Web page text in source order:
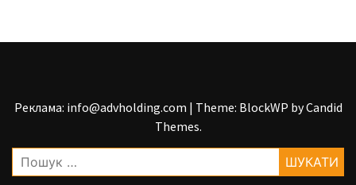
Реклама: info@advholding.com | Theme: BlockWP byCandid
Themes.
Пошук: